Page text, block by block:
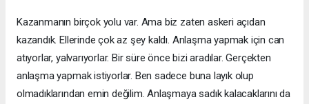
Kazanmanın birçok yolu var. Ama biz zaten askeri açıdan
kazandık. Ellerinde çok az şey kaldı. Anlaşma yapmak için can
atıyorlar, yalvarıyorlar. Bir süre önce bizi aradılar. Gerçekten
anlaşma yapmak istiyorlar. Ben sadece buna layık olup
olmadıklarından emin değilim. Anlaşmaya sadık kalacaklarını da